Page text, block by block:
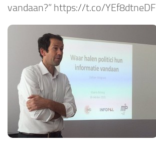
vandaan?” https://t.co/YEf8dtneDF